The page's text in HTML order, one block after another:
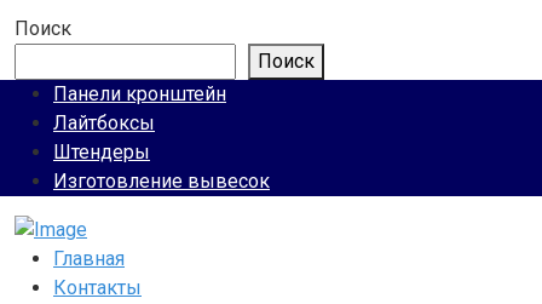
Поиск
Поиск
Панели кронштейн
Лайтбоксы
Штендеры
Изготовление вывесок
Главная
Контакты